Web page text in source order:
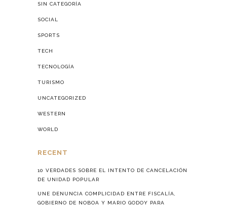
SIN CATEGORÍA
SOCIAL
SPORTS
TECH
TECNOLOGÍA
TURISMO
UNCATEGORIZED
WESTERN
WORLD
RECENT
10 VERDADES SOBRE EL INTENTO DE CANCELACIÓN
DE UNIDAD POPULAR
UNE DENUNCIA COMPLICIDAD ENTRE FISCALÍA,
GOBIERNO DE NOBOA Y MARIO GODOY PARA